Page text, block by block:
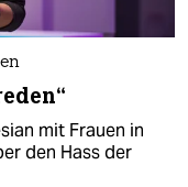
mit Frauen in
den Hass der